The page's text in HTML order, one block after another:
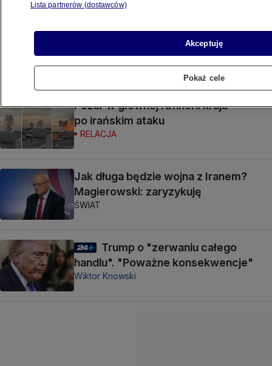
To one płacą najwyższą cenę. "Życie
i zdrowie milionów zagrożone"
Pożar w głównej rafinerii kraju
po irańskim ataku
RELACJA
Jak długa będzie wojna z Iranem?
Magierowski: zaryzykuję
ŚWIAT
Trump o "zerwaniu całego
handlu". "Poważne konsekwencje"
Wiktor Knowski
Lista partnerów (dostawców)
Akceptuję
Pokaż cele